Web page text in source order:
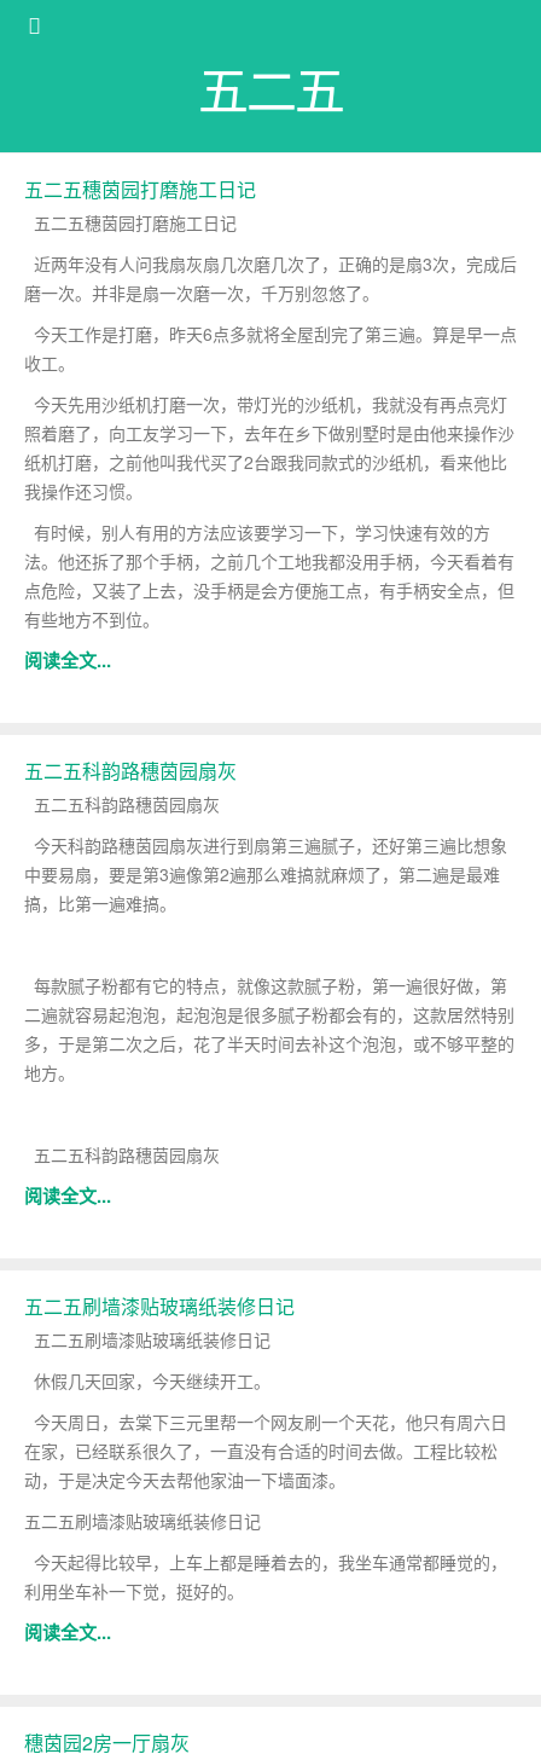
五二五
五二五穗茵园打磨施工日记
五二五穗茵园打磨施工日记
近两年没有人问我扇灰扇几次磨几次了，正确的是扇3次，完成后
磨一次。并非是扇一次磨一次，千万别忽悠了。
今天工作是打磨，昨天6点多就将全屋刮完了第三遍。算是早一点
收工。
今天先用沙纸机打磨一次，带灯光的沙纸机，我就没有再点亮灯
照着磨了，向工友学习一下，去年在乡下做别墅时是由他来操作沙
纸机打磨，之前他叫我代买了2台跟我同款式的沙纸机，看来他比
我操作还习惯。
有时候，别人有用的方法应该要学习一下，学习快速有效的方
法。他还拆了那个手柄，之前几个工地我都没用手柄，今天看着有
点危险，又装了上去，没手柄是会方便施工点，有手柄安全点，但
有些地方不到位。
阅读全文...
五二五科韵路穗茵园扇灰
五二五科韵路穗茵园扇灰
今天科韵路穗茵园扇灰进行到扇第三遍腻子，还好第三遍比想象
中要易扇，要是第3遍像第2遍那么难搞就麻烦了，第二遍是最难
搞，比第一遍难搞。
每款腻子粉都有它的特点，就像这款腻子粉，第一遍很好做，第
二遍就容易起泡泡，起泡泡是很多腻子粉都会有的，这款居然特别
多，于是第二次之后，花了半天时间去补这个泡泡，或不够平整的
地方。
五二五科韵路穗茵园扇灰
阅读全文...
五二五刷墙漆贴玻璃纸装修日记
五二五刷墙漆贴玻璃纸装修日记
休假几天回家，今天继续开工。
今天周日，去棠下三元里帮一个网友刷一个天花，他只有周六日
在家，已经联系很久了，一直没有合适的时间去做。工程比较松
动，于是决定今天去帮他家油一下墙面漆。
五二五刷墙漆贴玻璃纸装修日记
今天起得比较早，上车上都是睡着去的，我坐车通常都睡觉的，
利用坐车补一下觉，挺好的。
阅读全文...
穗茵园2房一厅扇灰